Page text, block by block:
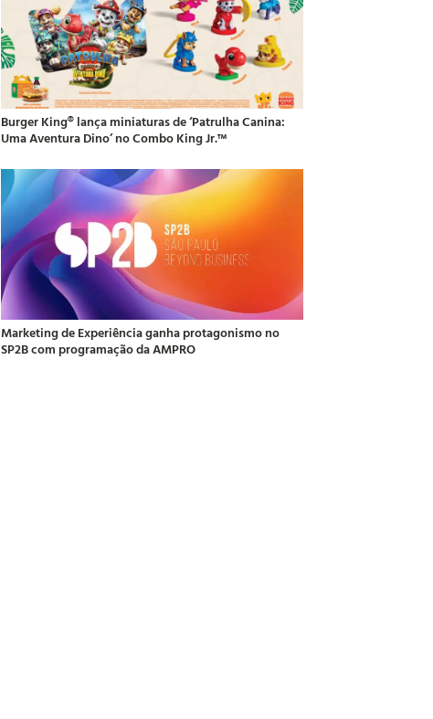
Burger King® lança miniaturas de ‘Patrulha Canina:
Uma Aventura Dino’ no Combo King Jr.™
Marketing de Experiência ganha protagonismo no
SP2B com programação da AMPRO